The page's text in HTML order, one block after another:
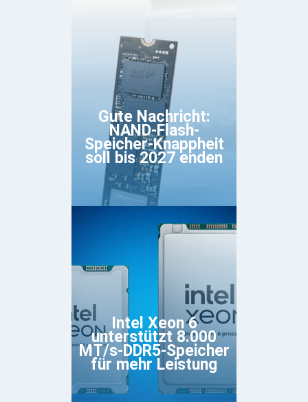
Gute Nachricht:
NAND-Flash-
Speicher-Knappheit
soll bis 2027 enden
Intel Xeon 6
unterstützt 8.000
MT/s-DDR5-Speicher
für mehr Leistung